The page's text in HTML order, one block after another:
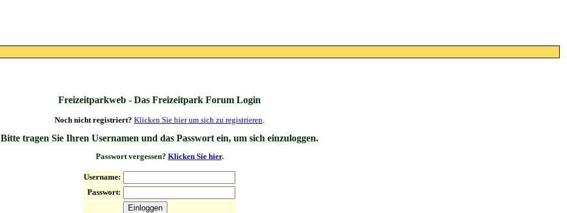
Freizeitparkweb - Das Freizeitpark Forum Login
Noch nicht registriert? Klicken Sie hier um sich zu registrieren.
Bitte tragen Sie Ihren Usernamen und das Passwort ein, um sich einzuloggen.
Passwort vergessen? Klicken Sie hier.
Username:
Passwort: